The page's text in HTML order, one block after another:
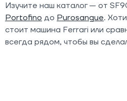
Изучите наш каталог — от
Portofino до Purosangue.
стоит машина Ferrari или
всегда рядом, чтобы вы